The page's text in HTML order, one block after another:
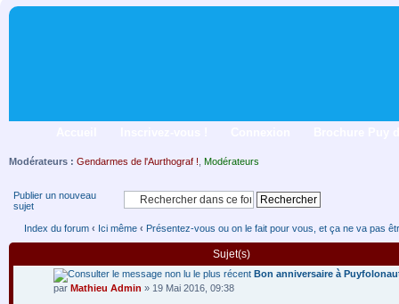
Modérateurs : Gendarmes de l'Aurthograf ! Modérateurs
Publier un nouveau
sujet
Index du forum ‹ Ici même ‹ Présentez-vous ou on le fait pour vous, et ça ne va pas
Sujet(s)
Bon anniversaire à
par Mathieu Admin » 19 Mai 2016, 09:38